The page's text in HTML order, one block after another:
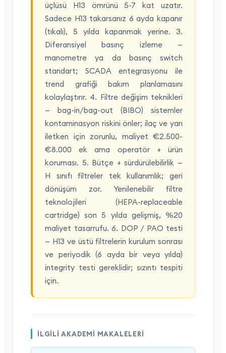
üçlüsü H13 ömrünü 5-7 kat uzatır.
Sadece H13 takarsanız 6 ayda kapanır
(tıkalı), 5 yılda kapanmak yerine. 3.
Diferansiyel basınç izleme —
manometre ya da basınç switch
standart; SCADA entegrasyonu ile
trend grafiği bakım planlamasını
kolaylaştırır. 4. Filtre değişim teknikleri
— bag-in/bag-out (BIBO) sistemler
kontaminasyon riskini önler; ilaç ve yarı
iletken için zorunlu, maliyet €2.500-
€8.000 ek ama operatör + ürün
koruması. 5. Bütçe + sürdürülebilirlik —
H sınıfı filtreler tek kullanımlık; geri
dönüşüm zor. Yenilenebilir filtre
teknolojileri (HEPA-replaceable
cartridge) son 5 yılda gelişmiş, %20
maliyet tasarrufu. 6. DOP / PAO testi
— H13 ve üstü filtrelerin kurulum sonrası
ve periyodik (6 ayda bir veya yılda)
integrity testi gereklidir; sızıntı tespiti
için.
İLGILI AKADEMI MAKALELERI